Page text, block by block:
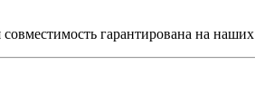
гарантирована на наших